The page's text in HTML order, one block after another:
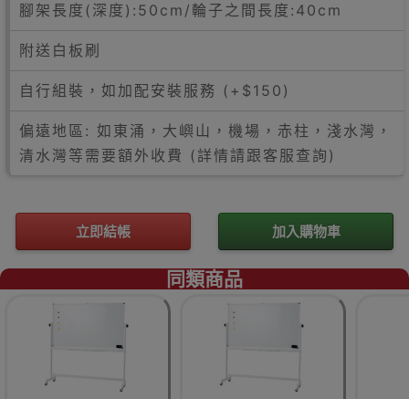
腳架長度(深度):50cm/輪子之間長度:40cm
附送白板刷
自行組裝，如加配安裝服務 (+$150)
偏遠地區: 如東涌，大嶼山，機場，赤柱，淺水灣，
清水灣等需要額外收費 (詳情請跟客服查詢)
立即結帳 加入購物車
同類商品